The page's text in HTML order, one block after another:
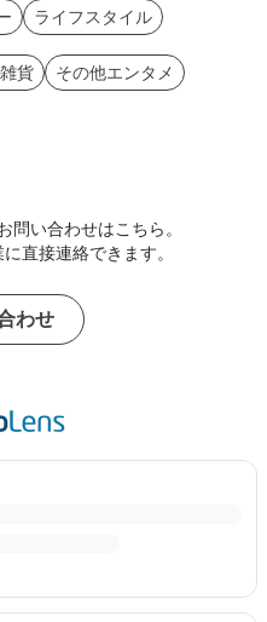
ライフスタイル
貨 その他エンタメ
問い合わせはこちら。
直接連絡できます。
わせ